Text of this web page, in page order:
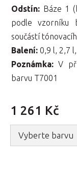
Odstín: Báze 1
podle vzorníku
součástí
Balení: 0,9 l, 2,7
Poznámka:V
barvu T7001
1 261 Kč
Vyberte barvu